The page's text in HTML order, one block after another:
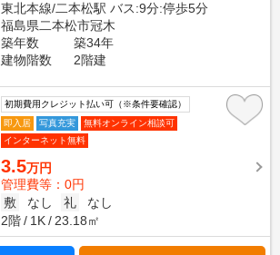
東北本線/二本松駅 バス:9分:停歩5分
福島県二本松市冠木
築年数
築34年
建物階数
2階建
初期費用クレジット払い可（※条件要確認）
即入居
写真充実
無料オンライン相談可
インターネット無料
3.5万円
管理費等：0円
敷
なし 礼
なし
2階
1K 23.18㎡